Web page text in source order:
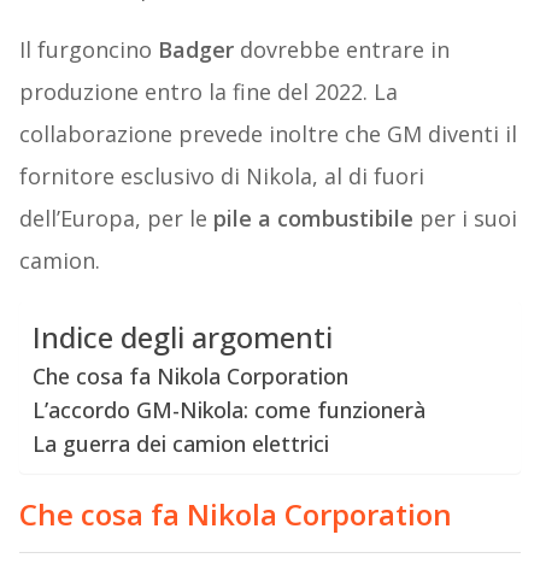
Il furgoncino Badgerdovrebbe entrare in
produzione entro la fine del 2022. La
collaborazione prevede inoltre che GM diventi il
fornitore esclusivo di Nikola, al di fuori
dell’Europa, per le pile a combustibile per i suoi
camion.
Indice degli argomenti
Che cosa fa Nikola Corporation
L’accordo GM-Nikola: come funzionerà
La guerra dei camion elettrici
Che cosa fa Nikola Corporation